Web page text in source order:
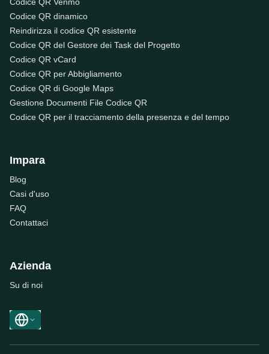
Codice QR dinamico
Reindirizza il codice QR esistente
Codice QR del Gestore dei Task del Progetto
Codice QR vCard
Codice QR per Abbigliamento
Codice QR di Google Maps
Gestione Documenti File Codice QR
Codice QR per il tracciamento della presenza e del tempo
Impara
Blog
Casi d'uso
FAQ
Contattaci
Azienda
Su di noi